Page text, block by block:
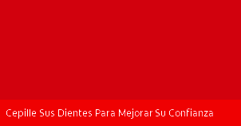
Cepille Sus Dientes Para Mejorar Su Confianza